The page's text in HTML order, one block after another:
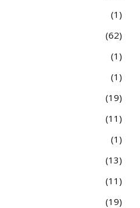
1
62
1
1
19
11
1
13
11
19